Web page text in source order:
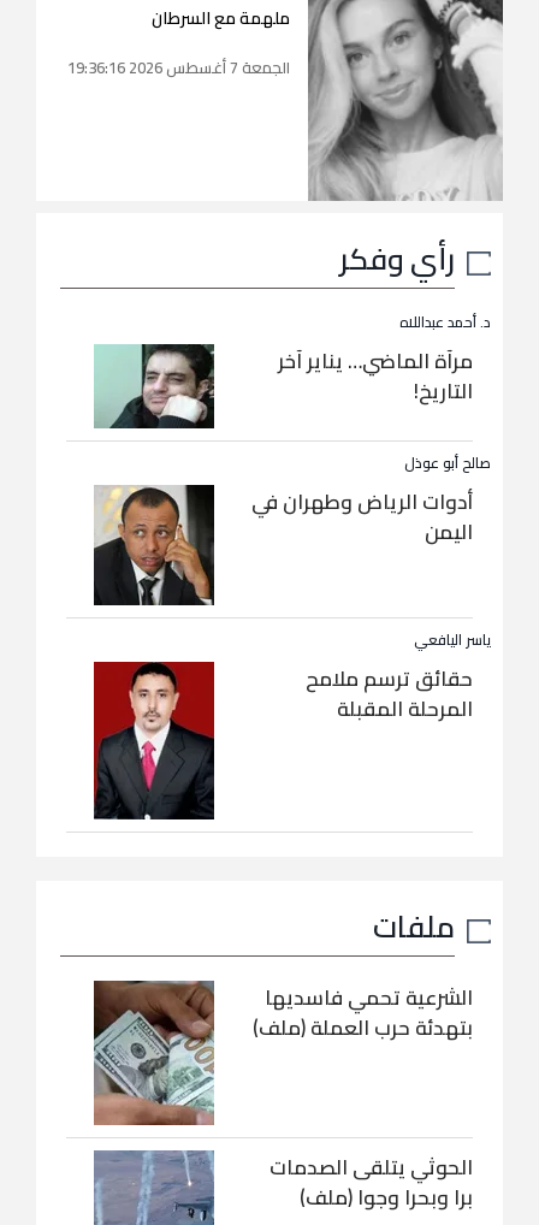
ملهمة مع السرطان
الجمعة 7 أغسطس 2026 19:36:16
رأي وفكر
د. أحمد عبداللاه
مرآة الماضي… يناير آخر
التاريخ!
صالح أبو عوذل
أدوات الرياض وطهران في
اليمن
ياسر اليافعي
حقائق ترسم ملامح
المرحلة المقبلة
ملفات
الشرعية تحمي فاسديها
بتهدئة حرب العملة (ملف)
الحوثي يتلقى الصدمات
برا وبحرا وجوا (ملف)